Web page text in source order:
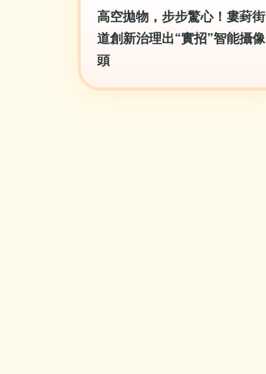
高空拋物，步步驚心！婁葑街
道創新治理出“實招”智能攝像
頭